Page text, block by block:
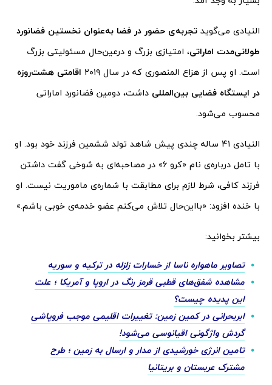
النیادی می‌گوید تجربه‌ی حضور در فضا به‌عنوان نخستین فضانورد
طولانی‌مدت اماراتی، امتیازی بزرگ و درعین‌حال مسئولیتی بزرگ
است. او پس از هزاع المنصوری که در سال ۲۰۱۹
اقامتی هشت‌روزه
در ایستگاه فضایی بین‌المللی داشت، دومین فضانورد اماراتی
محسوب می‌شود.
النیادی ۴۱ ساله چندی پیش شاهد تولد ششمین فرزند خود بود. او
با تامل درباره‌ی نام «کرو ۶» در مصاحبه‌ای به شوخی گفت داشتن
فرزند کافی، شرط لازم برای مطابقت با شماره‌ی ماموریت نیست. او
با خنده افزود: «بااین‌حال تلاش می‌کنم عضو خدمه‌ی خوبی باشم.»
بیشتر بخوانید:
تصاویر ماهواره ناسا از خسارات زلزله در ترکیه و سوریه
مشاهده شفق‌های قطبی قرمز رنگ در اروپا و آمریکا ؛ علت
این پدیده چیست؟
ابربحرانی در کمین زمین: تغییرات اقلیمی موجب فروپاشی
گردش واژگونی اقیانوسی می‌شود!
تامین انرژی خورشیدی از مدار و ارسال به زمین ؛ طرح
مشترک عربستان و بریتانیا